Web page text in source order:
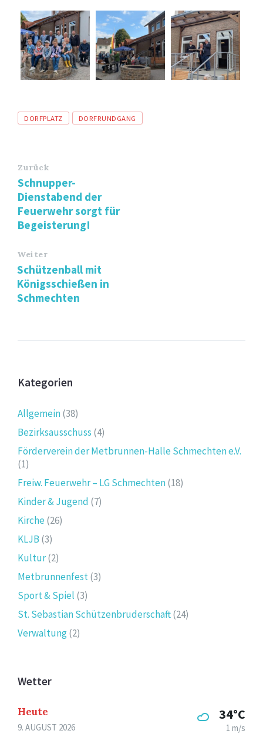
Tags
DORFPLATZ DORFRUNDGANG
Zurück
Schnupper-
Dienstabend der
Feuerwehr sorgt für
Begeisterung!
Weiter
Schützenball mit
Königsschießen in
Schmechten
Kategorien
Allgemein(38)
Bezirksausschuss (4)
Förderverein der Metbrunnen-Halle Schmechten e.V.
(1)
Freiw. Feuerwehr – LG Schmechten(18)
Kinder & Jugend (7)
Kirche(26)
KLJB (3)
Kultur(2)
Metbrunnenfest(3)
Sport & Spiel (3)
St. Sebastian Schützenbruderschaft(24)
Verwaltung(2)
Wetter
Heute
9. AUGUST 2026
34°C
1 m/s